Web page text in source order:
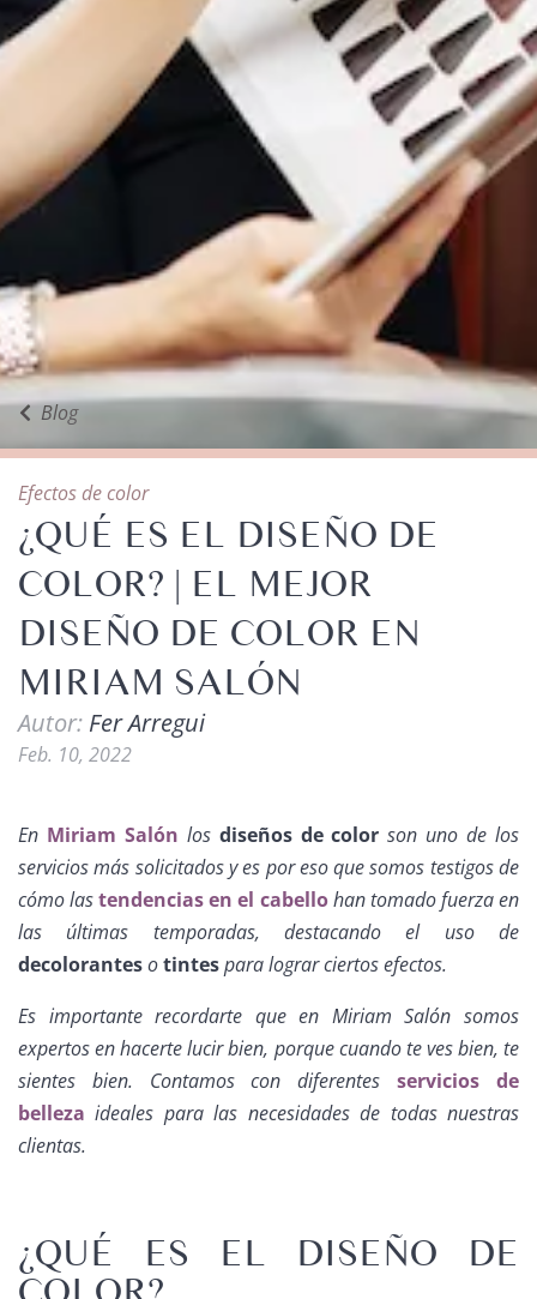
Blog
Efectos de color
¿QUÉ ES EL DISEÑO DE
COLOR? | EL MEJOR
DISEÑO DE COLOR EN
MIRIAM SALÓN
Autor: Fer Arregui
Feb. 10, 2022
En Miriam Salón los diseños de colorson uno de los
servicios más solicitados y es por eso que somos testigos de
cómo lastendencias en el cabellohan tomado fuerza en
las últimas temporadas, destacando el uso de
decolorantesotintespara lograr ciertos efectos.
Es importante recordarte que en Miriam Salón somos
expertos en hacerte lucir bien, porque cuando te ves bien, te
sientes bien. Contamos con diferentesservicios de
belleza ideales para las necesidades de todas nuestras
clientas.
¿QUÉ ES EL DISEÑO DE